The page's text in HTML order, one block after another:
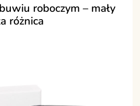
roboczym – mały
różnica